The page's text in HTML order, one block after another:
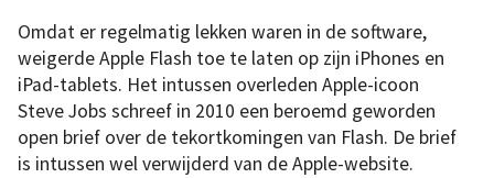
Omdat er regelmatig lekken waren in de software,
weigerde Apple Flash toe te laten op zijn iPhones en
iPad-tablets. Het intussen overleden Apple-icoon
Steve Jobs schreef in 2010 een beroemd geworden
open brief over de tekortkomingen van Flash. De brief
is intussen wel verwijderd van de Apple-website.